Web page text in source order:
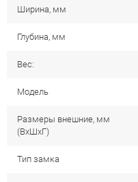
Ширина, мм
Глубина, мм
Вес:
Модель
Размеры внешние, мм
(ВхШхГ)
Тип замка